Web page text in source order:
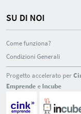
SU DI NOI
Come funziona?
Condizioni Generali
Progetto accelerato per
Emprendee Incube